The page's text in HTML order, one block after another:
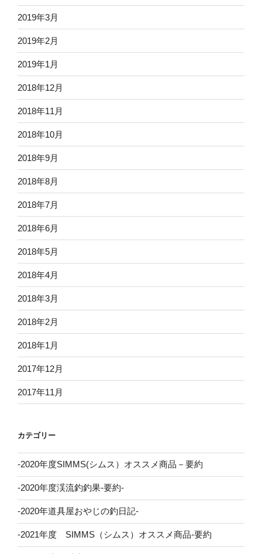
2019年3月
2019年2月
2019年1月
2018年12月
2018年11月
2018年10月
2018年9月
2018年8月
2018年7月
2018年6月
2018年5月
2018年4月
2018年3月
2018年2月
2018年1月
2017年12月
2017年11月
カテゴリー
-2020年度SIMMS(シムス）オススメ商品－要約
-2020年度渓流釣釣果-要約-
-2020年道具屋おやじの釣日記-
-2021年度 SIMMS（シムス）オススメ商品-要約